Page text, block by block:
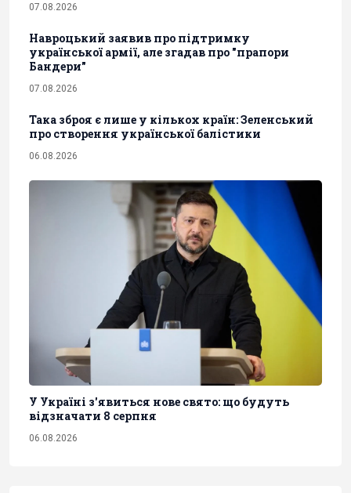
07.08.2026
Навроцький заявив про підтримку
української армії, але згадав про "прапори
Бандери"
07.08.2026
Така зброя є лише у кількох країн: Зеленський
про створення української балістики
06.08.2026
У Україні з'явиться нове свято: що будуть
відзначати 8 серпня
06.08.2026